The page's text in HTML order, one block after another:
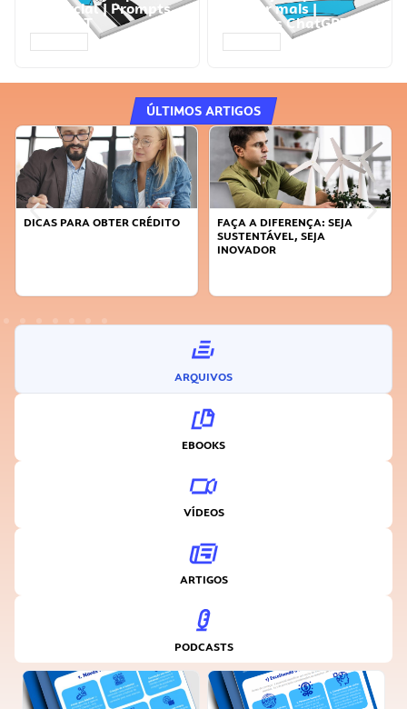
comercial | Prompts
ChatGPT
vender mais |
Prompts ChatGPT
ÚLTIMOS ARTIGOS
DICAS PARA OBTER CRÉDITO
FAÇA A DIFERENÇA: SEJA
SUSTENTÁVEL, SEJA
INOVADOR
ARQUIVOS
EBOOKS
VÍDEOS
ARTIGOS
PODCASTS